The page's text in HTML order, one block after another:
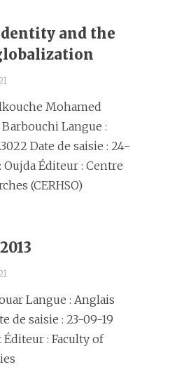
and the
Mohamed
Langue :
Date de saisie : 24-
Éditeur : Centre
(CERHSO)
Langue : Anglais
de saisie : 23-09-19
Éditeur : Faculty of